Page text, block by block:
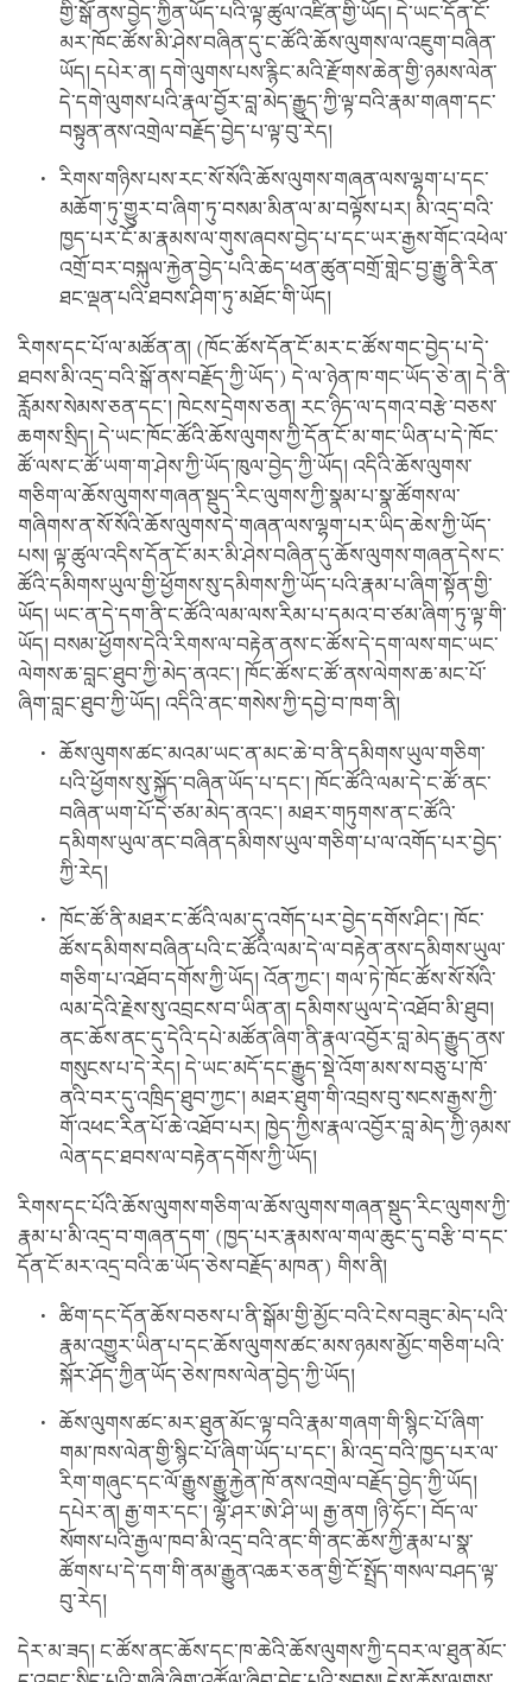
གྱི་སྒོ་ནས་བྱེད་ཀྱིན་ཡོད་པའི་ལྟ་ཚུལ་འཛིན་གྱི་ཡོད། དེ་ཡང་དོན་ངོ་
མར་ཁོང་ཚོས་མི་ཤེས་བཞིན་དུ་ང་ཚོའི་ཆོས་ལུགས་ལ་འཇུག་བཞིན་
ཡོད། དཔེར་ན། དགེ་ལུགས་པས་རྙིང་མའི་རྫོགས་ཆེན་གྱི་ཉམས་ལེན་
དེ་དགེ་ལུགས་པའི་རྣལ་བྱོར་བླ་མེད་རྒྱུད་ཀྱི་ལྟ་བའི་རྣམ་གཞག་དང་
བསྟུན་ནས་འགྲེལ་བརྗོད་བྱེད་པ་ལྟ་བུ་རེད།
རིགས་གཉིས་པས་རང་སོ་སོའི་ཆོས་ལུགས་གཞན་ལས་ལྷག་པ་དང་
མཆོག་ཏུ་གྱུར་བ་ཞིག་ཏུ་བསམ་མིན་ལ་མ་བལྟོས་པར། མི་འདྲ་བའི་
ཁྱད་པར་ངོ་མ་རྣམས་ལ་གུས་ཞབས་བྱེད་པ་དང་ཡར་རྒྱས་གོང་འཕེལ་
འགྲོ་བར་བསྐུལ་རྐྱེན་བྱེད་པའི་ཆེད་ཕན་ཚུན་བགྲོ་གླེང་བྱ་རྒྱུ་ནི་རིན་
ཐང་ལྡན་པའི་ཐབས་ཤིག་ཏུ་མཐོང་གི་ཡོད།
རིགས་དང་པོ་ལ་མཚོན་ན། (ཁོང་ཚོས་དོན་ངོ་མར་ང་ཚོས་གང་བྱེད་པ་དེ་
ཐབས་མི་འདྲ་བའི་སྒོ་ནས་བརྗོད་ཀྱི་ཡོད་) དེ་ལ་ཉེན་ཁ་གང་ཡོད་ཅེ་ན། དེ་ནི་
རློམས་སེམས་ཅན་དང་། ཁེངས་དྲེགས་ཅན། རང་ཉིད་ལ་དགའ་བརྩེ་བཅས་
ཆགས་སྲིད། དེ་ཡང་ཁོང་ཚོའི་ཆོས་ལུགས་ཀྱི་དོན་ངོ་མ་གང་ཡིན་པ་དེ་ཁོང་
ཚོ་ལས་ང་ཚོ་ཡག་ག་ཤེས་ཀྱི་ཡོད་ཁུལ་བྱེད་ཀྱི་ཡོད། འདིའི་ཆོས་ལུགས་
གཅིག་ལ་ཆོས་ལུགས་གཞན་སྡུད་རིང་ལུགས་ཀྱི་སྣམ་པ་སྣ་ཚོགས་ལ་
གཞིགས་ན་སོ་སོའི་ཆོས་ལུགས་དེ་གཞན་ལས་ལྷག་པར་ཡིད་ཆེས་ཀྱི་ཡོད་
པས། ལྟ་ཚུལ་འདིས་དོན་ངོ་མར་མི་ཤེས་བཞིན་དུ་ཆོས་ལུགས་གཞན་དེས་ང་
ཚོའི་དམིགས་ཡུལ་གྱི་ཕྱོགས་སུ་དམིགས་ཀྱི་ཡོད་པའི་རྣམ་པ་ཞིག་སྟོན་གྱི་
ཡོད། ཡང་ན་དེ་དག་ནི་ང་ཚོའི་ལམ་ལས་རིམ་པ་དམའ་བ་ཙམ་ཞིག་ཏུ་ལྟ་གི་
ཡོད། བསམ་ཕྱོགས་དེའི་རིགས་ལ་བརྟེན་ནས་ང་ཚོས་དེ་དག་ལས་གང་ཡང་
ལེགས་ཆ་བླང་ཐུབ་ཀྱི་མེད་ནའང་། ཁོང་ཚོས་ང་ཚོ་ནས་ལེགས་ཆ་མང་པོ་
ཞིག་བླང་ཐུབ་ཀྱི་ཡོད། འདིའི་ནང་གསེས་ཀྱི་དབྱེ་བ་ཁག་ནི།
ཆོས་ལུགས་ཚང་མའམ་ཡང་ན་མང་ཆེ་བ་ནི་དམིགས་ཡུལ་གཅིག་
པའི་ཕྱོགས་སུ་སྐྱོད་བཞིན་ཡོད་པ་དང་། ཁོང་ཚོའི་ལམ་དེ་ང་ཚོ་ནང་
བཞིན་ཡག་པོ་དེ་ཙམ་མེད་ནའང་། མཐར་གཏུགས་ན་ང་ཚོའི་
དམིགས་ཡུལ་ནང་བཞིན་དམིགས་ཡུལ་གཅིག་པ་ལ་འགོད་པར་བྱེད་
ཀྱི་རེད།
ཁོང་ཚོ་ནི་མཐར་ང་ཚོའི་ལམ་དུ་འགོད་པར་བྱེད་དགོས་ཤིང་། ཁོང་
ཚོས་དམིགས་བཞིན་པའི་ང་ཚོའི་ལམ་དེ་ལ་བརྟེན་ནས་དམིགས་ཡུལ་
གཅིག་པ་འཐོབ་དགོས་ཀྱི་ཡོད། འོན་ཀྱང་། གལ་ཏེ་ཁོང་ཚོས་སོ་སོའི་
ལམ་དེའི་རྗེས་སུ་འབྲངས་བ་ཡིན་ན། དམིགས་ཡུལ་དེ་འཐོབ་མི་ཐུབ།
ནང་ཆོས་ནང་དུ་དེའི་དཔེ་མཚོན་ཞིག་ནི་རྣལ་འབྱོར་བླ་མེད་རྒྱུད་ནས་
གསུངས་པ་དེ་རེད། དེ་ཡང་མདོ་དང་རྒྱུད་སྡེ་འོག་མས་ས་བཅུ་པ་ཁོ་
ནའི་བར་དུ་འཁྲིད་ཐུབ་ཀྱང་། མཐར་ཐུག་གི་འབྲས་བུ་སངས་རྒྱས་ཀྱི་
གོ་འཕང་རིན་པོ་ཆེ་འཐོབ་པར། ཁྱེད་ཀྱིས་རྣལ་འབྱོར་བླ་མེད་ཀྱི་ཉམས་
ལེན་དང་ཐབས་ལ་བརྟེན་དགོས་ཀྱི་ཡོད།
རིགས་དང་པོའི་ཆོས་ལུགས་གཅིག་ལ་ཆོས་ལུགས་གཞན་སྡུད་རིང་ལུགས་ཀྱི་
རྣམ་པ་མི་འདྲ་བ་གཞན་དག་ (ཁྱད་པར་རྣམས་ལ་གལ་ཆུང་དུ་བརྩི་བ་དང་
དོན་ངོ་མར་འདྲ་བའི་ཆ་ཡོད་ཅེས་བརྗོད་མཁན་) གིས་ནི།
ཚིག་དང་དོན་ཆོས་བཅས་པ་ནི་སྒོམ་གྱི་མྱོང་བའི་ངེས་བཟུང་མེད་པའི་
རྣམ་འགྱུར་ཡིན་པ་དང་ཆོས་ལུགས་ཚང་མས་ཉམས་མྱོང་གཅིག་པའི་
སྐོར་ཤོད་ཀྱིན་ཡོད་ཅེས་ཁས་ལེན་བྱེད་ཀྱི་ཡོད།
ཆོས་ལུགས་ཚང་མར་ཐུན་མོང་ལྟ་བའི་རྣམ་གཞག་གི་སྙིང་པོ་ཞིག་
གམ་ཁས་ལེན་གྱི་སྙིང་པོ་ཞིག་ཡོད་པ་དང་། མི་འདྲ་བའི་ཁྱད་པར་ལ་
རིག་གཞུང་དང་ལོ་རྒྱུས་རྒྱུ་རྐྱེན་ཁོ་ནས་འགྲེལ་བརྗོད་བྱེད་ཀྱི་ཡོད།
དཔེར་ན། རྒྱ་གར་དང་། ལྷོ་ཤར་ཨེ་ཤི་ཡ། རྒྱ་ནག །ཉི་ཧོང་། བོད་ལ་
སོགས་པའི་རྒྱལ་ཁབ་མི་འདྲ་བའི་ནང་གི་ནང་ཆོས་ཀྱི་རྣམ་པ་སྣ་
ཚོགས་པ་དེ་དག་གི་ནམ་རྒྱུན་འཆར་ཅན་གྱི་ངོ་སྤྲོད་གསལ་བཤད་ལྟ་
བུ་རེད།
དེར་མ་ཟད། ང་ཚོས་ནང་ཆོས་དང་ཁ་ཆེའི་ཆོས་ལུགས་ཀྱི་དབར་ལ་ཐུན་མོང་